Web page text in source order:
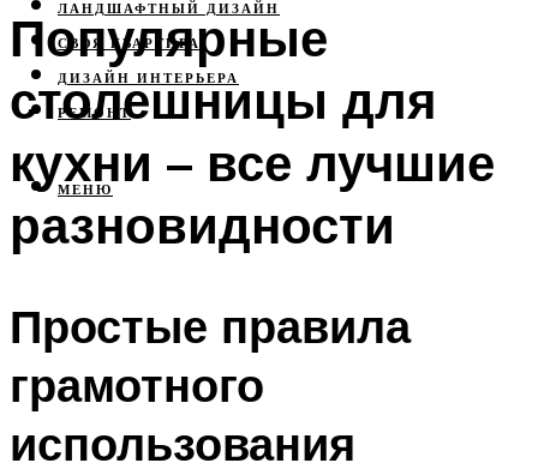
ЛАНДШАФТНЫЙ ДИЗАЙН
СВОЯ КВАРТИРА
ДИЗАЙН ИНТЕРЬЕРА
РЕМОНТ
МЕНЮ
Популярные
столешницы для
кухни – все лучшие
разновидности
Простые правила
грамотного
использования